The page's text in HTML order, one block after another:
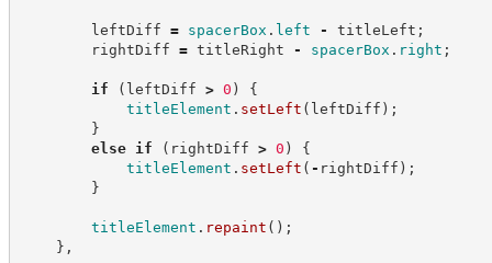
leftDiff = spacerBox . left - titleLeft ;
rightDiff = titleRight - spacerBox . right ;
if ( leftDiff > 0 )
{
titleElement . setLeft ( leftDiff ) ;
}
else
if ( rightDiff > 0 )
{
titleElement . setLeft ( - rightDiff ) ;
}
titleElement . repaint ( ) ;
} ,